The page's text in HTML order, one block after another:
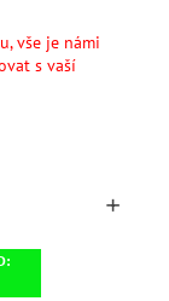
vše je námi
s vaší